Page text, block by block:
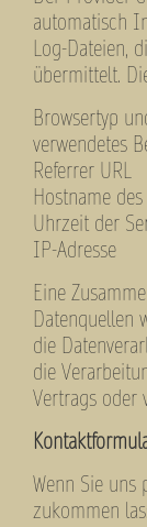
automatisch
Log-Dateien,
übermittelt.
Browsertyp
verwendetes
Referrer URL
Hostname
Uhrzeit der
IP-Adresse
Eine
Datenquellen
die
die
Vertrags oder
Wenn Sie uns
zukommen